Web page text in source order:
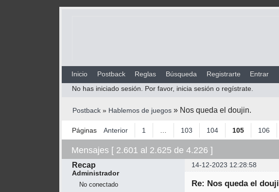
Inicio Postback Reglas Búsqueda Registrarte
Entrar
No has iniciado sesión. Por favor, inicia sesión o regístrate.
Postback » Hablemos de juegos » Nos queda el doujin.
Páginas Anterior 1 103 104 105 106
Mensajes [ 2.601 al 2.625 de 4.226 ]
Recap
14-12-2023 12:28:58
Administrador
No conectado Re: Nos queda el